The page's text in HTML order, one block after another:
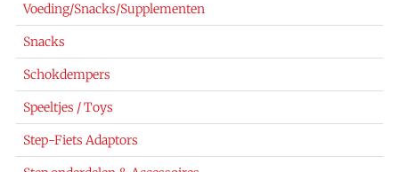
Voeding/Snacks/Supplementen
Snacks
Schokdempers
Speeltjes / Toys
Step-Fiets Adaptors